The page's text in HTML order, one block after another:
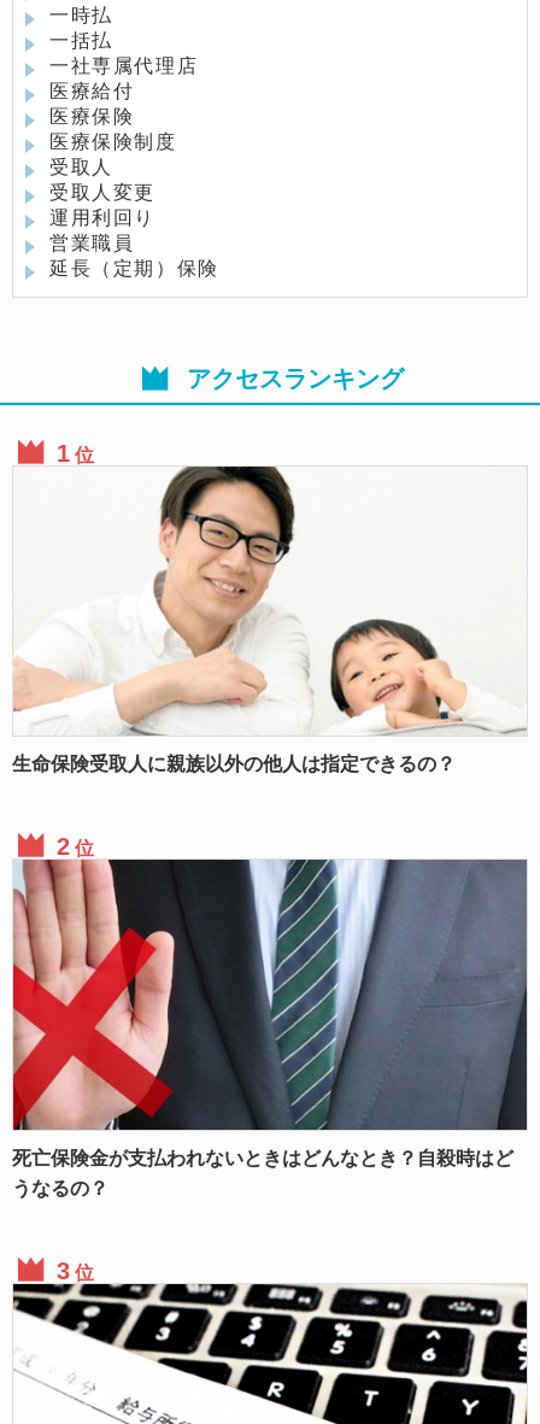
一時払
一括払
一社専属代理店
医療給付
医療保険
医療保険制度
受取人
受取人変更
運用利回り
営業職員
延長（定期）保険
アクセスランキング
位
生命保険受取人に親族以外の他人は指定できるの？
位
死亡保険金が支払われないときはどんなとき？自殺時はど
うなるの？
位